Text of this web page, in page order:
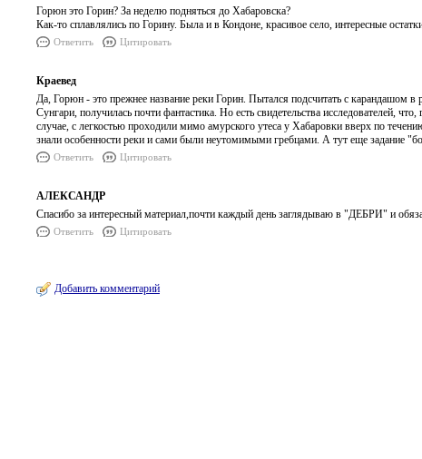
Горюн это Горин? За неделю подняться до Хабаровска?
Как-то сплавлялись по Горину. Была и в Кондоне, красивое село, интересные
Ответить Цитировать
Краевед
Да, Горюн - это прежнее название реки Горин. Пытался подсчитать с карандашом
Сунгари, получилась почти фантастика. Но есть свидетельства исследователей,
случае, с легкостью проходили мимо амурского утеса у Хабаровки вверх по
знали особенности реки и сами были неутомимыми гребцами. А тут еще задание
Ответить Цитировать
АЛЕКСАНДР
Спасибо за интересный материал,почти каждый день заглядываю в "ДЕБРИ" и
Ответить Цитировать
Добавить комментарий